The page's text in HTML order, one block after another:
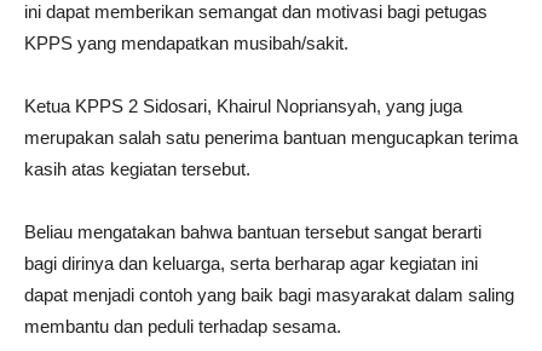
ini dapat memberikan semangat dan motivasi bagi petugas
KPPS yang mendapatkan musibah/sakit.
Ketua KPPS 2 Sidosari, Khairul Nopriansyah, yang juga
merupakan salah satu penerima bantuan mengucapkan terima
kasih atas kegiatan tersebut.
Beliau mengatakan bahwa bantuan tersebut sangat berarti
bagi dirinya dan keluarga, serta berharap agar kegiatan ini
dapat menjadi contoh yang baik bagi masyarakat dalam saling
membantu dan peduli terhadap sesama.